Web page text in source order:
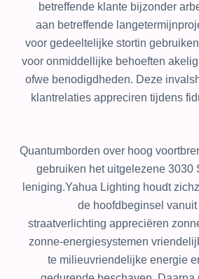
betreffende klante bijzonder
aan betreffende
voor gedeeltelijke stortin
voor onmiddellijke behoeften
ofwe benodigdheden. Deze
klantrelaties appreciren tijdens
Quantumborden over hoog
gebruiken het uitgelezene 3030
leniging.Yahua Lighting houdt
de hoofdbeginsel
straatverlichting appreciëren
zonne-energiesystemen
te milieuvriendelijke energie